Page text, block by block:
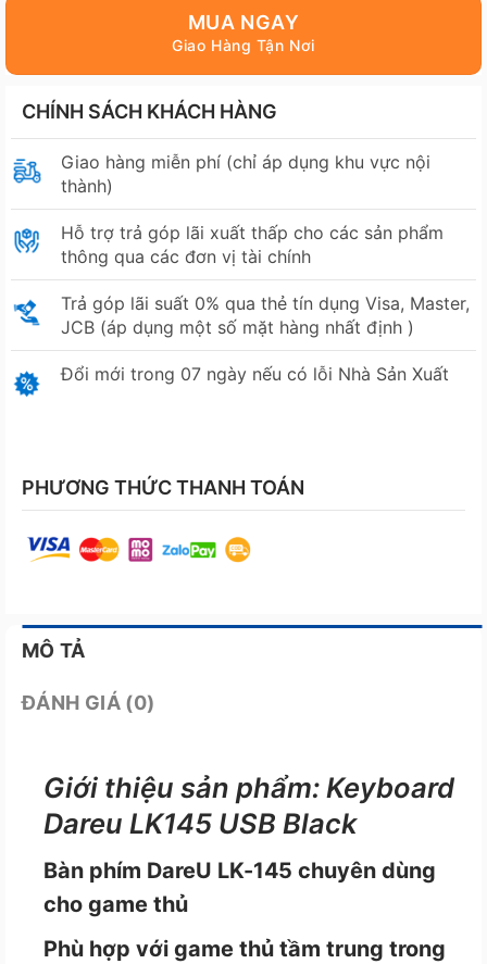
MUA NGAY
CHÍNH SÁCH KHÁCH HÀNG
Giao hàng miễn phí (chỉ áp dụng khu vực nội
thành)
Hỗ trợ trả góp lãi xuất thấp cho các sản phẩm
thông qua các đơn vị tài chính
Trả góp lãi suất 0% qua thẻ tín dụng Visa, Master,
JCB (áp dụng một số mặt hàng nhất định )
Đổi mới trong 07 ngày nếu có lỗi Nhà Sản Xuất
PHƯƠNG THỨC THANH TOÁN
MÔ TẢ
ĐÁNH GIÁ (0)
Giới thiệu sản phẩm: Keyboard
Dareu LK145 USB Black
Bàn phím DareU LK-145 chuyên dùng
cho game thủ
Phù hợp với game thủ tầm trung trong